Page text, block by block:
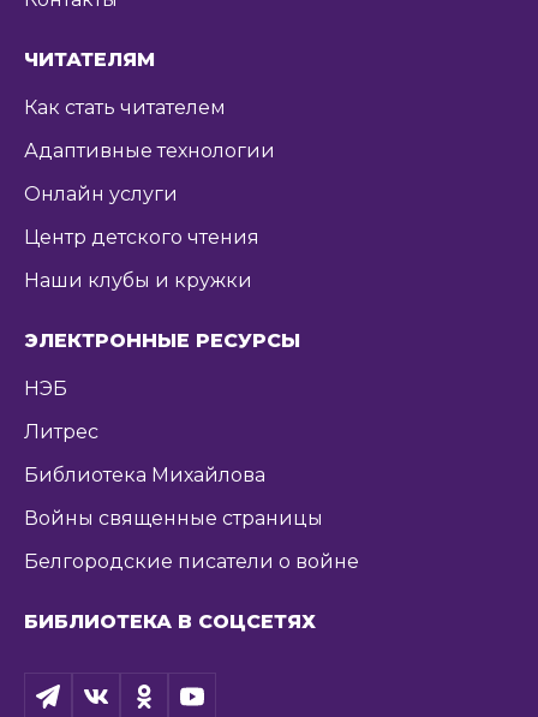
ЧИТАТЕЛЯМ
Как стать читателем
Адаптивные технологии
Онлайн услуги
Центр детского чтения
Наши клубы и кружки
ЭЛЕКТРОННЫЕ РЕСУРСЫ
НЭБ
Литрес
Библиотека Михайлова
Войны священные страницы
Белгородские писатели о войне
БИБЛИОТЕКА В СОЦСЕТЯХ